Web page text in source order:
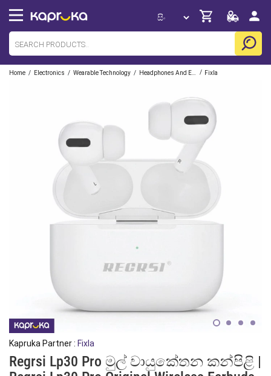
Home / Electronics / Wearable Technology / / Fixla
Kapruka Partner : Fixla
Regrsi Lp30 Pro මුල් වායුකේතන කන්පිළි |